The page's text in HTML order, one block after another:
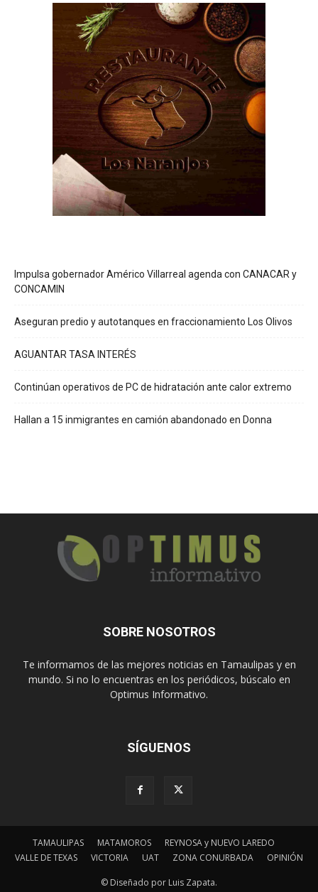
Impulsa gobernador Américo Villarreal agenda con CANACAR y
CONCAMIN
Aseguran predio y autotanques en fraccionamiento Los Olivos
AGUANTAR TASA INTERÉS
Continúan operativos de PC de hidratación ante calor extremo
Hallan a 15 inmigrantes en camión abandonado en Donna
SOBRE NOSOTROS
Te informamos de las mejores noticias en Tamaulipas y en
mundo. Si no lo encuentras en los periódicos, búscalo en
Optimus Informativo.
SÍGUENOS
TAMAULIPAS MATAMOROS
REYNOSA y NUEVO LAREDO
VALLE DE TEXAS
VICTORIA UAT ZONA CONURBADA OPINIÓN
© Diseñado por Luis Zapata.